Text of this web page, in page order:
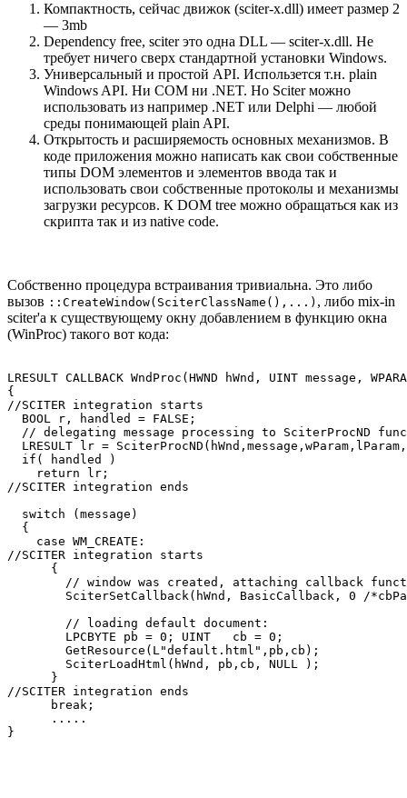
Компактность, сейчас движок (sciter-x.dll) имеет размер 2
— 3mb
Dependency free, sciter это одна DLL — sciter-x.dll. Не
требует ничего сверх стандартной установки Windows.
Универсальный и простой API. Использется т.н. plain
Windows API. Ни COM ни .NET. Но Sciter можно
использовать из например .NET или Delphi — любой
среды понимающей plain API.
Открытость и расширяемость основных механизмов. В
коде приложения можно написать как свои собственные
типы DOM элементов и элементов ввода так и
использовать свои собственные протоколы и механизмы
загрузки ресурсов. К DOM tree можно обращаться как из
скрипта так и из native code.
Собственно процедура встраивания тривиальна. Это либо
вызов ::CreateWindow(SciterClassName(),...) , либо mix-in
sciter'а к существующему окну добавлением в функцию окна
(WinProc) такого вот кода:
LRESULT CALLBACK WndProc(HWND hWnd, UINT message,
{
//SCITER integration starts
  BOOL r, handled = FALSE;
// delegating message processing to SciterProcND
LRESULT lr =
  if( handled )
    return lr;
//SCITER integration ends
  switch (message)
  {
    case WM_CREATE:
//SCITER integration starts
      {
// window was created, attaching callback
SciterSetCallback(hWnd, BasicCallback, 0 /
        // loading default document:
        LPCBYTE pb = 0; UINT   cb = 0;
        GetResource(L"default.html",pb,cb);
        SciterLoadHtml(hWnd, pb,cb, NULL );
      }
//SCITER integration ends
      break;
      .....